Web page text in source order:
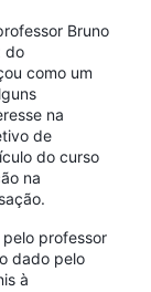
Bruno
do
como um
na
de
do curso
na
professor
dado pelo
à